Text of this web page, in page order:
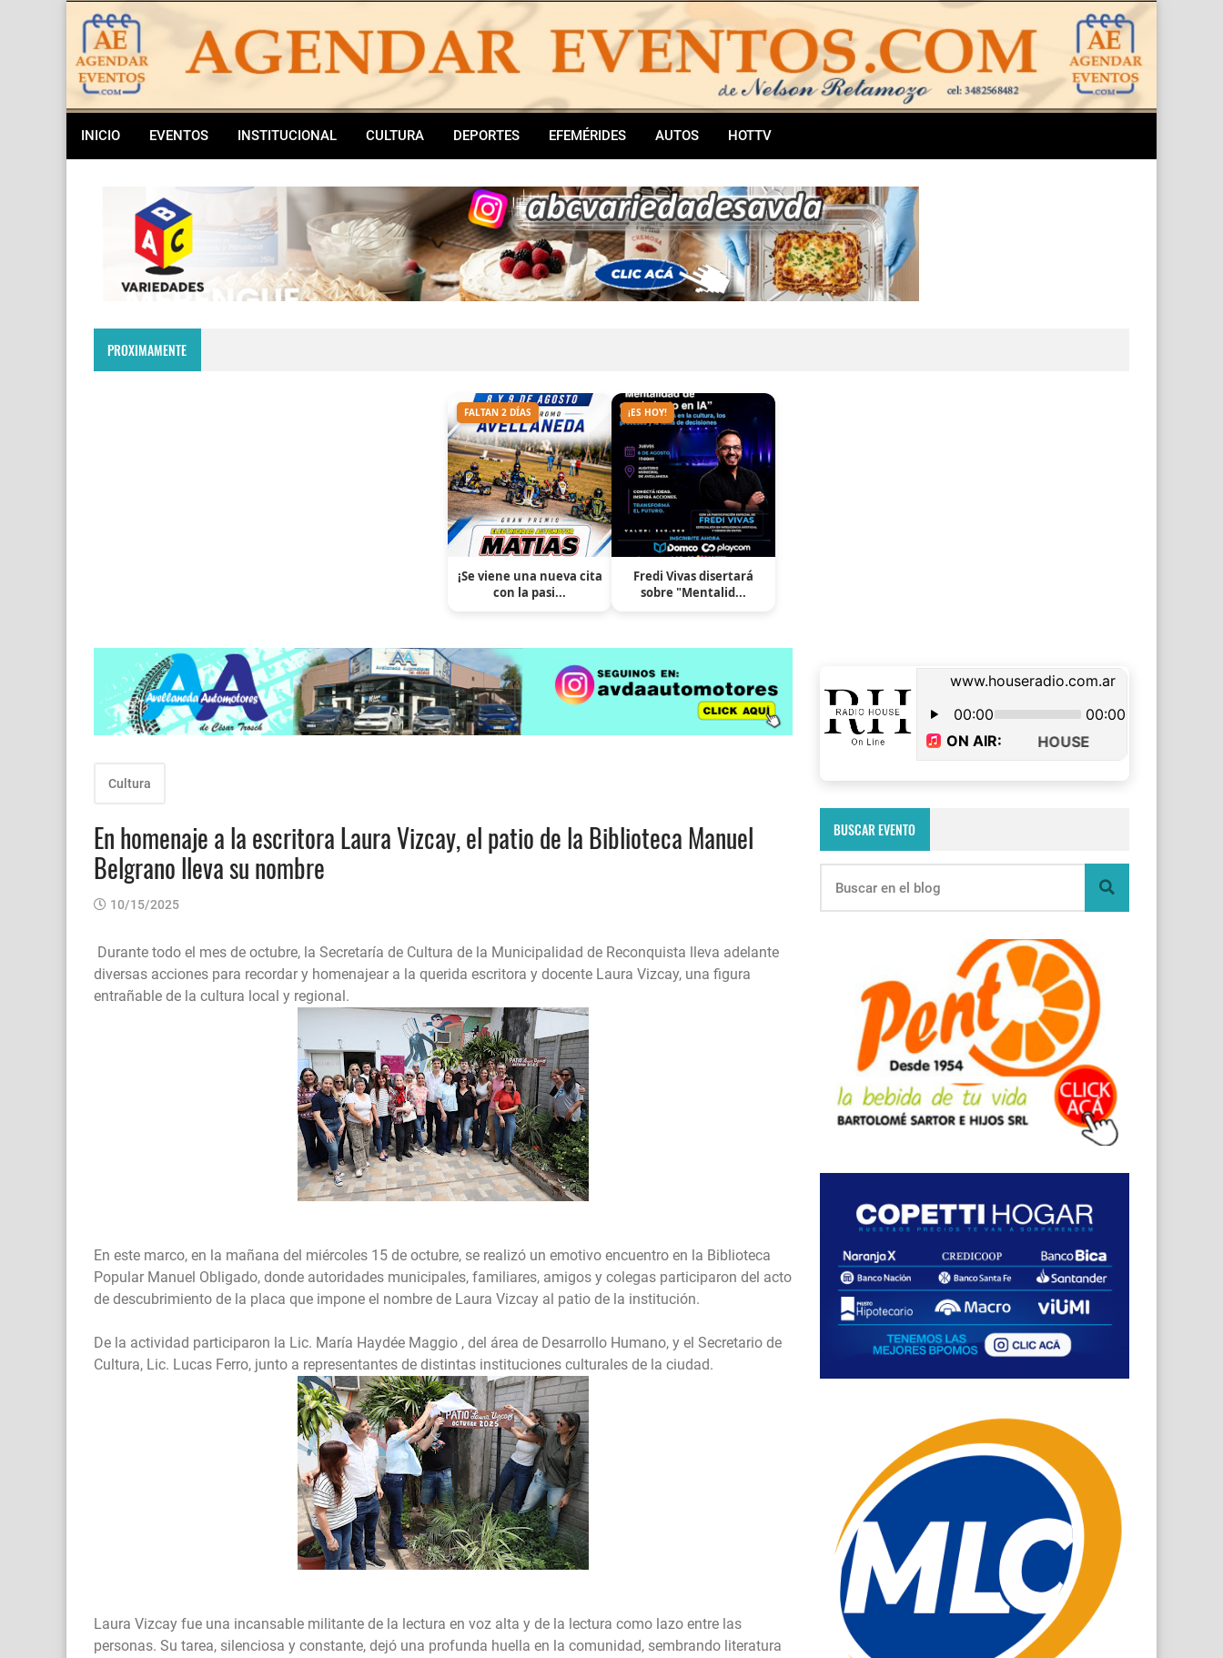
INICIO EVENTOS INSTITUCIONAL CULTURA DEPORTES EFEMÉRIDES AUTOS HOTTV
PROXIMAMENTE
FALTAN 2 DÍAS
¡Se viene una nueva cita
con la pasi...
¡ES HOY!
Fredi Vivas disertará
sobre "Mentalid...
Cultura
En homenaje a la escritora Laura Vizcay, el patio de la Biblioteca Manuel
Belgrano lleva su nombre
10/15/2025
Durante todo el mes de octubre, la Secretaría de Cultura de la Municipalidad de Reconquista lleva adelante
diversas acciones para recordar y homenajear a la querida escritora y docente Laura Vizcay, una figura
entrañable de la cultura local y regional.
En este marco, en la mañana del miércoles 15 de octubre, se realizó un emotivo encuentro en la Biblioteca
Popular Manuel Obligado, donde autoridades municipales, familiares, amigos y colegas participaron del acto
de descubrimiento de la placa que impone el nombre de Laura Vizcay al patio de la institución.
De la actividad participaron la Lic. María Haydée Maggio , del área de Desarrollo Humano, y el Secretario de
Cultura, Lic. Lucas Ferro, junto a representantes de distintas instituciones culturales de la ciudad.
Laura Vizcay fue una incansable militante de la lectura en voz alta y de la lectura como lazo entre las
personas. Su tarea, silenciosa y constante, dejó una profunda huella en la comunidad, sembrando literatura
BUSCAR EVENTO